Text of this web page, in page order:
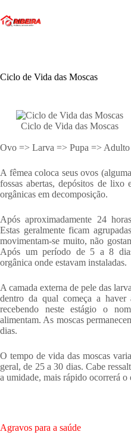
para
o
Ciclo de Vida das Moscas
Ciclo de Vida das Moscas
Ovo => Larva => Pupa => Adulto
A fêmea coloca seus ovos
fossas abertas, depósitos de lixo
orgânicas em decomposição.
Após aproximadamente 24
Estas geralmente ficam
movimentam-se muito, não
Após um período de 5 a 8
orgânica onde estavam instaladas.
A camada externa de pele das
dentro da qual começa a haver
recebendo neste estágio o
alimentam. As moscas
dias.
O tempo de vida das moscas
geral, de 25 a 30 dias. Cabe
a umidade, mais rápido ocorrerá o
Agravos para a saúde